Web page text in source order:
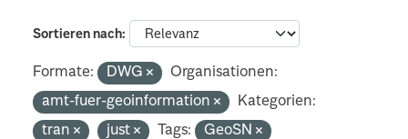
Sortieren nach
Formate: DWG
Organisationen:
amt-fuer-geoinformation
Kategorien:
tran
just Tags: GeoSN